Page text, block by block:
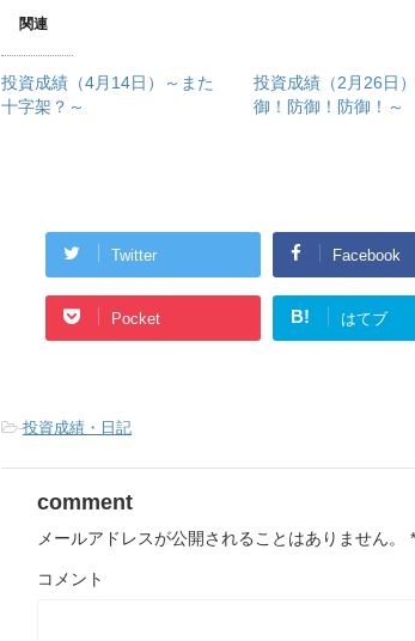
関連
投資成績（4月14日）～また
十字架？～
投資成績（2月26日
御！防御！防御！～
Twitter Facebook
Pocket B! はてブ
-投資成績・日記
comment
メールアドレスが公開されることはありません。 *
コメント